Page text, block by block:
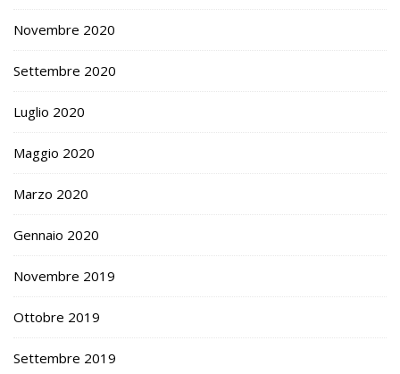
Novembre 2020
Settembre 2020
Luglio 2020
Maggio 2020
Marzo 2020
Gennaio 2020
Novembre 2019
Ottobre 2019
Settembre 2019